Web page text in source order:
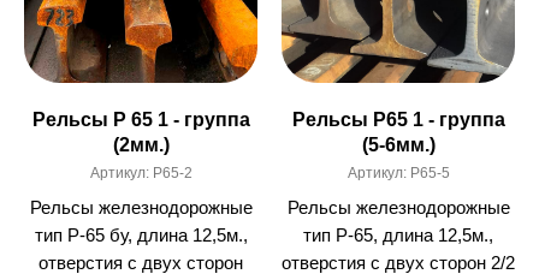
Рельсы Р 65 1 - группа
(2мм.)
Артикул: Р65-2
Рельсы железнодорожные
тип Р-65 бу, длина 12,5м.,
отверстия с двух сторон
Рельсы Р65 1 - группа
(5-6мм.)
Артикул: Р65-5
Рельсы железнодорожные
тип Р-65, длина 12,5м.,
отверстия с двух сторон 2/2